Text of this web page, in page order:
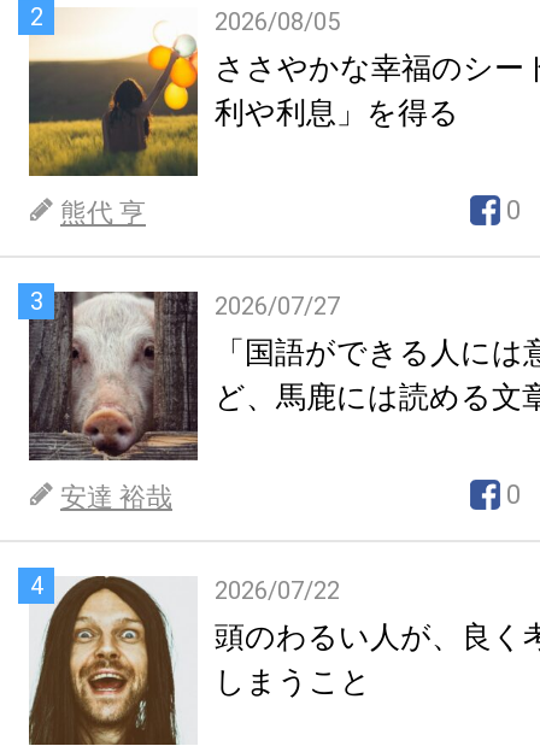
2 2026/08/05
ささやかな幸福のシー
利や利息」を得る
熊代 亨 0
3 2026/07/27
「国語ができる人には
ど、馬鹿には読める文
安達 裕哉 0
4 2026/07/22
頭のわるい人が、良く
しまうこと